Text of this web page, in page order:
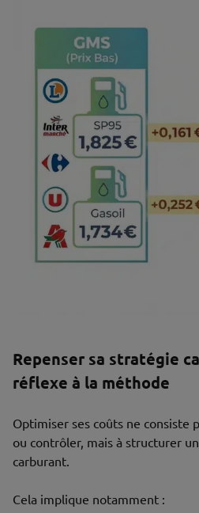
Repenser sa stratégie
réflexe à la méthode
Optimiser ses coûts ne consiste
ou contrôler, mais à structurer
carburant.
Cela implique notamment :